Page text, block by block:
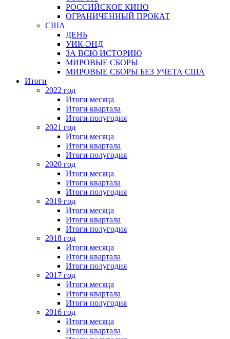
РОССИЙСКОЕ КИНО
ОГРАНИЧЕННЫЙ ПРОКАТ
США
ДЕНЬ
УИК-ЭНД
ЗА ВСЮ ИСТОРИЮ
МИРОВЫЕ СБОРЫ
МИРОВЫЕ СБОРЫ БЕЗ УЧЕТА США
Итоги
2022 год
Итоги месяца
Итоги квартала
Итоги полугодия
2021 год
Итоги месяца
Итоги квартала
Итоги полугодия
2020 год
Итоги месяца
Итоги квартала
Итоги полугодия
2019 год
Итоги месяца
Итоги квартала
Итоги полугодия
2018 год
Итоги месяца
Итоги квартала
Итоги полугодия
2017 год
Итоги месяца
Итоги квартала
Итоги полугодия
2016 год
Итоги месяца
Итоги квартала